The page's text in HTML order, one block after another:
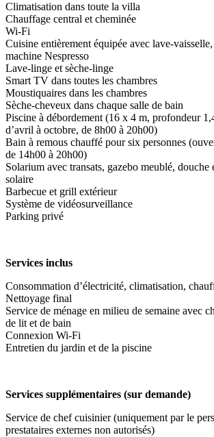
Climatisation dans toute la villa
Chauffage central et cheminée
Wi-Fi
Cuisine entièrement équipée avec lave-
machine Nespresso
Lave-linge et sèche-linge
Smart TV dans toutes les chambres
Moustiquaires dans les chambres
Sèche-cheveux dans chaque salle de bain
Piscine à débordement (16 x 4 m, profondeur
d’avril à octobre, de 8h00 à 20h00)
Bain à remous chauffé pour six personnes
de 14h00 à 20h00)
Solarium avec transats, gazebo meublé, douche
solaire
Barbecue et grill extérieur
Système de vidéosurveillance
Parking privé
Services inclus
Consommation d’électricité, climatisation,
Nettoyage final
Service de ménage en milieu de semaine avec
de lit et de bain
Connexion Wi-Fi
Entretien du jardin et de la piscine
Services supplémentaires (sur demande)
Service de chef cuisinier (uniquement par le
prestataires externes non autorisés)